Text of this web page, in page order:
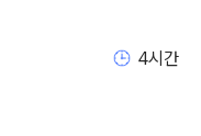
4시간